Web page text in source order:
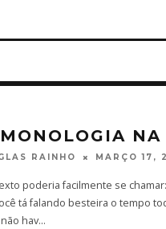
RAINHO MARÇO 17,
poderia facilmente se
tá falando besteira o tempo
hav...